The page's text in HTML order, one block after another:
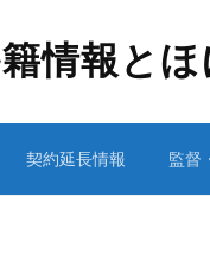
情報とほ
契約延長情報 監督